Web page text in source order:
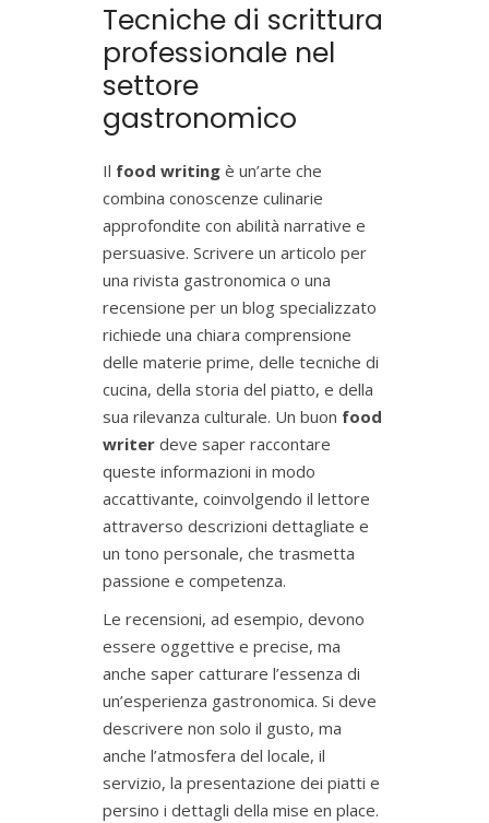
Tecniche di scrittura
professionale nel
settore
gastronomico
Il food writing è un’arte che
combina conoscenze culinarie
approfondite con abilità narrative e
persuasive. Scrivere un articolo per
una rivista gastronomica o una
recensione per un blog specializzato
richiede una chiara comprensione
delle materie prime, delle tecniche di
cucina, della storia del piatto, e della
sua rilevanza culturale. Un buon food
writer deve saper raccontare
queste informazioni in modo
accattivante, coinvolgendo il lettore
attraverso descrizioni dettagliate e
un tono personale, che trasmetta
passione e competenza.
Le recensioni, ad esempio, devono
essere oggettive e precise, ma
anche saper catturare l’essenza di
un’esperienza gastronomica. Si deve
descrivere non solo il gusto, ma
anche l’atmosfera del locale, il
servizio, la presentazione dei piatti e
persino i dettagli della mise en place.